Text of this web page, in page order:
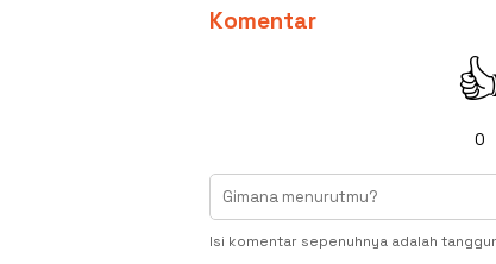
Komentar
0
Isi komentar sepenuhnya adalah